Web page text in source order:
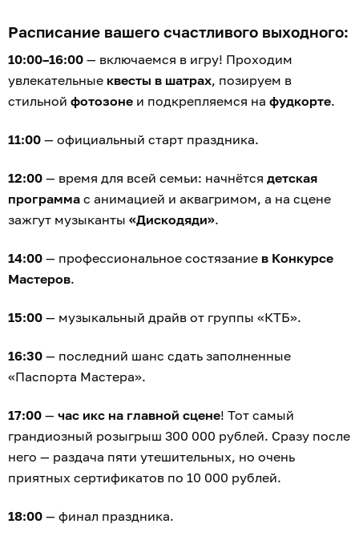
Расписание вашего счастливого выходного:
10:00–16:00 — включаемся в игру! Проходим
увлекательные квесты в шатрах, позируем в
стильной фотозоне и подкрепляемся на фудкорте.
11:00 — официальный старт праздника.
12:00 — время для всей семьи: начнётся детская
программа с анимацией и аквагримом, а на сцене
зажгут музыканты «Дискодяди».
14:00 — профессиональное состязание в Конкурсе
Мастеров.
15:00 — музыкальный драйв от группы «КТБ».
16:30 — последний шанс сдать заполненные
«Паспорта Мастера».
17:00 — час икс на главной сцене! Тот самый
грандиозный розыгрыш 300 000 рублей. Сразу после
него — раздача пяти утешительных, но очень
приятных сертификатов по 10 000 рублей.
18:00 — финал праздника.